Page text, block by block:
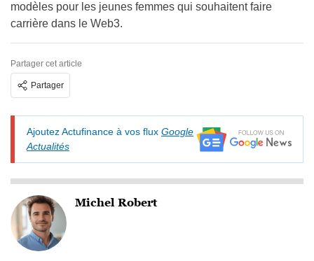
modèles pour les jeunes femmes qui souhaitent faire
carrière dans le Web3.
Partager cet article
Partager
Ajoutez Actufinance à vos flux Google
Actualités
Michel Robert